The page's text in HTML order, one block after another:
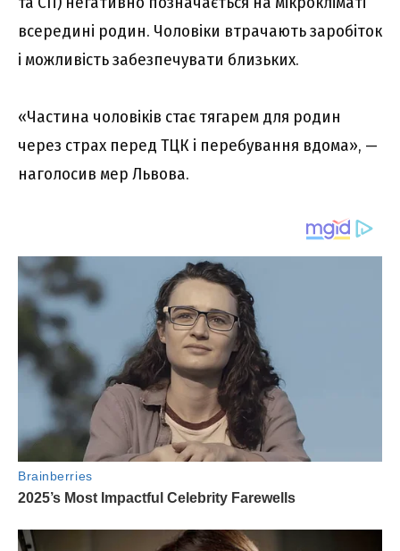
всередині родин. Чоловіки втрачають заробіток
і можливість забезпечувати близьких.
«Частина чоловіків стає тягарем для родин
через страх перед ТЦК і перебування вдома», —
наголосив мер Львова.